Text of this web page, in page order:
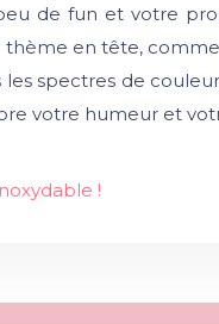
de fun et votre
en tête,
spectres de
votre humeur et
!